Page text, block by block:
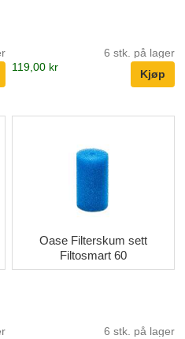
6 stk. på lager
119,00 kr
Oase Filterskum sett
Filtosmart 60
6 stk. på lager